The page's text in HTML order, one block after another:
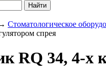
Стоматологическое
спрея
RQ 34, 4-х